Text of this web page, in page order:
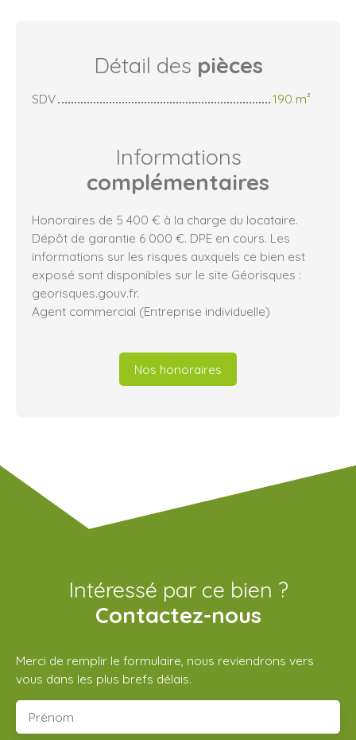
Détail des pièces
SDV 190 m²
Informations
complémentaires
Honoraires de 5 400 € à la charge du locataire.
Dépôt de garantie 6 000 €. DPE en cours. Les
informations sur les risques auxquels ce bien est
exposé sont disponibles sur le site Géorisques :
georisques.gouv.fr.
Agent commercial (Entreprise individuelle)
Nos honoraires
Intéressé par ce bien ?
Contactez-nous
Merci de remplir le formulaire, nous reviendrons vers
vous dans les plus brefs délais.
Prénom